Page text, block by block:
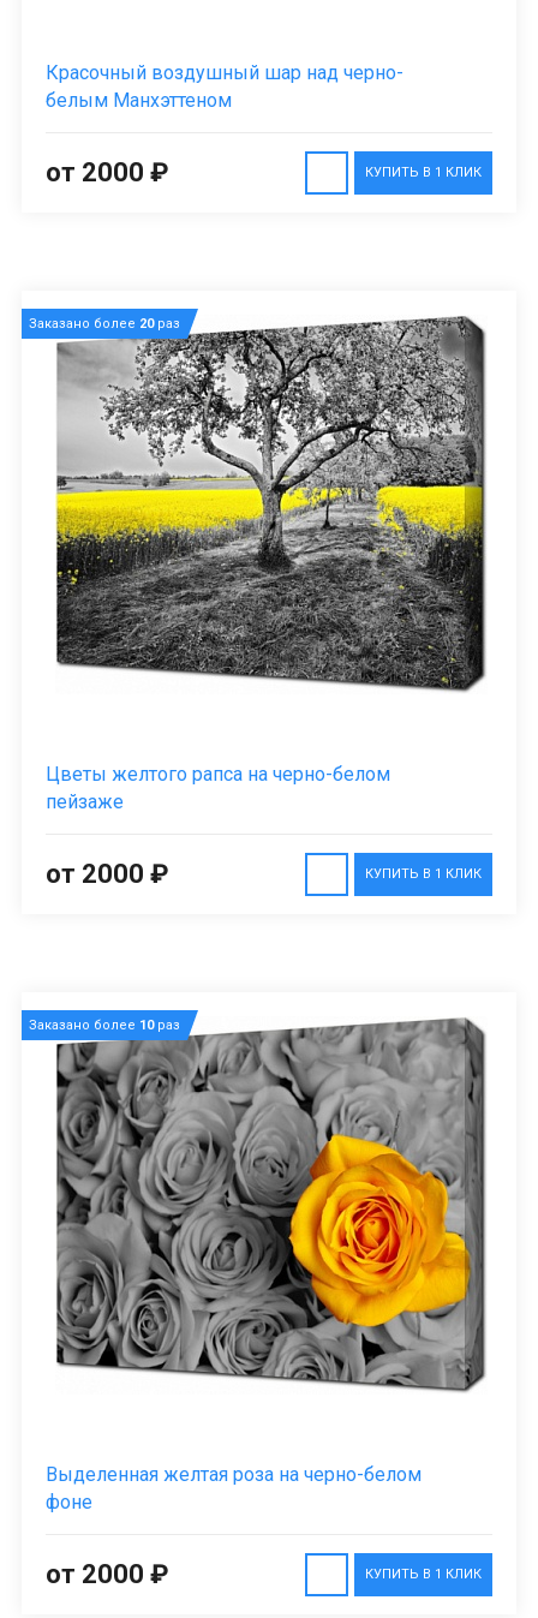
Красочный воздушный шар над черно-
белым Манхэттеном
КУПИТЬ В 1 КЛИК
от 2000 ₽
Заказано более 20раз
Цветы желтого рапса на черно-белом
пейзаже
КУПИТЬ В 1 КЛИК
от 2000 ₽
Заказано более 10раз
Выделенная желтая роза на черно-белом
фоне
КУПИТЬ В 1 КЛИК
от 2000 ₽